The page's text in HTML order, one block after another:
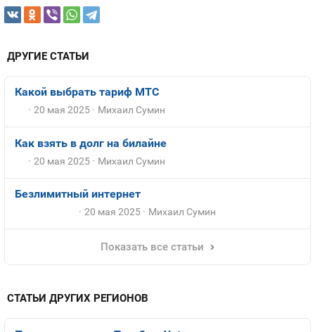
ДРУГИЕ СТАТЬИ
Какой выбрать тариф МТС
20 мая 2025 Михаил Сумин
Как взять в долг на билайне
20 мая 2025 Михаил Сумин
Безлимитный интернет
20 мая 2025 Михаил Сумин
Показать все статьи
СТАТЬИ ДРУГИХ РЕГИОНОВ